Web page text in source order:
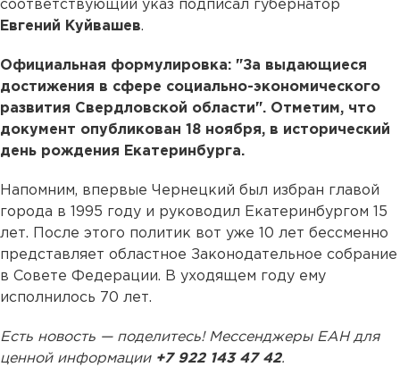
соответствующий указ подписал губернатор
Евгений Куйвашев.
Официальная формулировка: "За выдающиеся
достижения в сфере социально-экономического
развития Свердловской области". Отметим, что
документ опубликован 18 ноября, в исторический
день рождения Екатеринбурга.
Напомним, впервые Чернецкий был избран главой
города в 1995 году и руководил Екатеринбургом 15
лет. После этого политик вот уже 10 лет бессменно
представляет областное Законодательное собрание
в Совете Федерации. В уходящем году ему
исполнилось 70 лет.
Есть новость — поделитесь! Мессенджеры ЕАН для
ценной информации +7 922 143 47 42.